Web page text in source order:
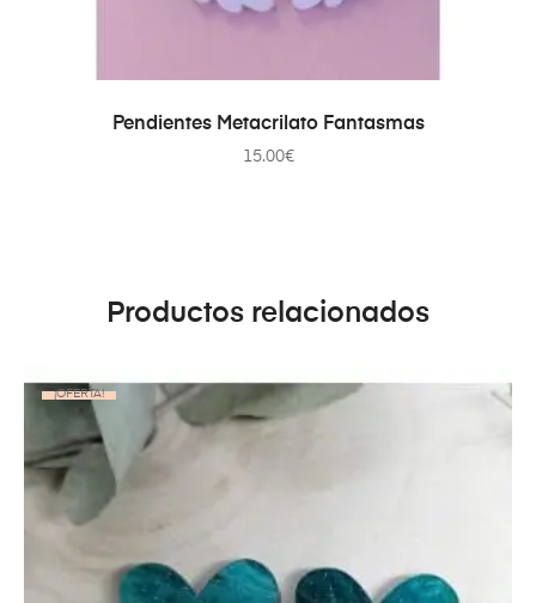
AÑADIR AL CARRITO
Pendientes Metacrilato Fantasmas
15.00€
Productos relacionados
¡OFERTA!